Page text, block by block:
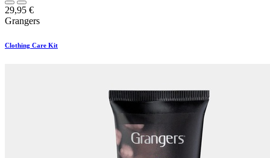
29,95 €
Grangers
Clothing Care Kit